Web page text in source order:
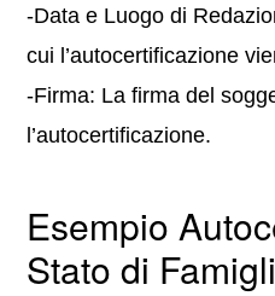
-Data e Luogo di
cui l’autocertificazione
-Firma: La firma del
l’autocertificazione.
Esempio
Stato di